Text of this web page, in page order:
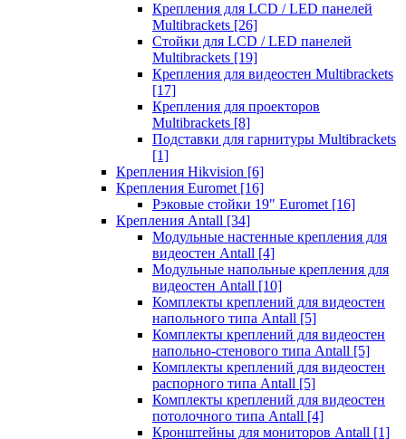
Крепления для LCD / LED панелей
Multibrackets [26]
Стойки для LCD / LED панелей
Multibrackets [19]
Крепления для видеостен Multibrackets
[17]
Крепления для проекторов
Multibrackets [8]
Подставки для гарнитуры Multibrackets
[1]
Крепления Hikvision [6]
Крепления Euromet [16]
Рэковые стойки 19" Euromet [16]
Крепления Antall [34]
Модульные настенные крепления для
видеостен Antall [4]
Модульные напольные крепления для
видеостен Antall [10]
Комплекты креплений для видеостен
напольного типа Antall [5]
Комплекты креплений для видеостен
напольно-стенового типа Antall [5]
Комплекты креплений для видеостен
распорного типа Antall [5]
Комплекты креплений для видеостен
потолочного типа Antall [4]
Кронштейны для мониторов Antall [1]